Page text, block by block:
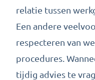
relatie tussen
Een andere
respecteren van
procedures.
tijdig advies te